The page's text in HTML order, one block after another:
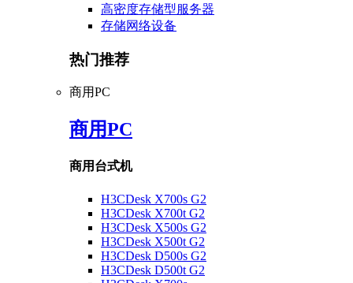
高密度存储型服务器
存储网络设备
热门推荐
商用PC
商用PC
商用台式机
H3CDesk X700s G2
H3CDesk X700t G2
H3CDesk X500s G2
H3CDesk X500t G2
H3CDesk D500s G2
H3CDesk D500t G2